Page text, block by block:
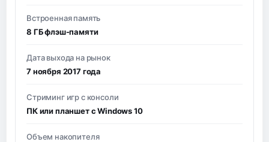
Встроенная память
8 ГБ флэш-памяти
Дата выхода на рынок
7 ноября 2017 года
Стриминг игр с консоли
ПК или планшет с Windows 10
Объем накопителя